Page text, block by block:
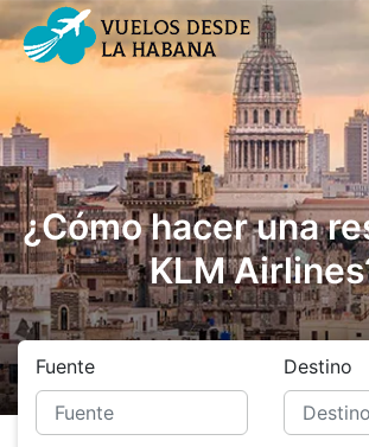
¿Cómo hacer una
KLM
Fuente Destino